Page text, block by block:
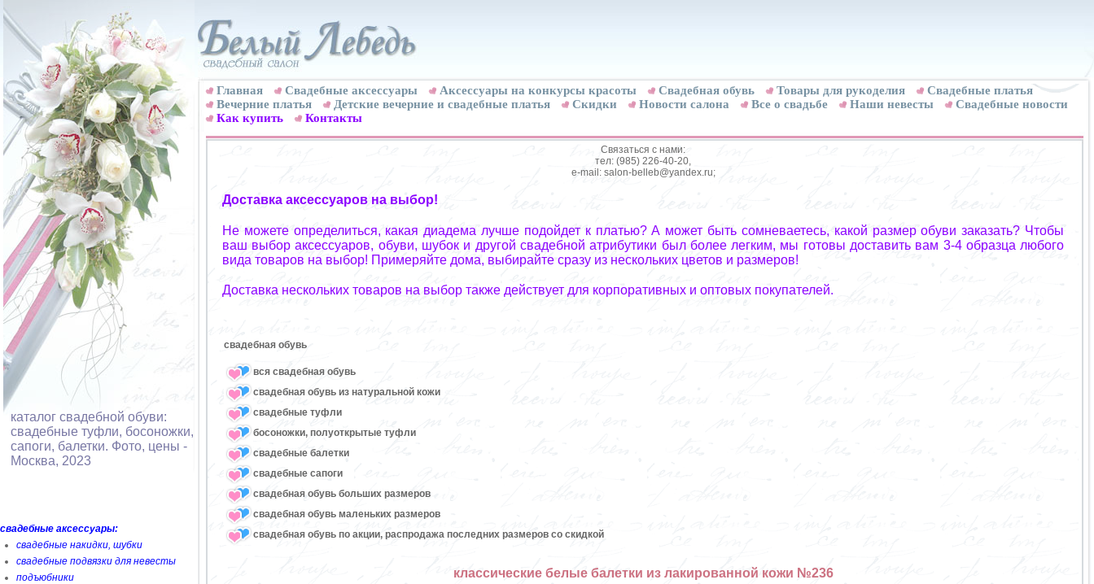
каталог свадебной обуви:
свадебные туфли, босоножки,
сапоги, балетки. Фото, цены -
Москва, 2023
свадебные аксессуары:
свадебные накидки, шубки
свадебные подвязки для невесты
подъюбники
Главная Свадебные аксессуары Аксессуары на конкурсы красоты Свадебная обувь Товары для рукоделия
Cвадебные платья
Вечерние платья
Детские вечерние и свадебные платья Скидки Новости салона Все о свадьбе Наши невесты
Свадебные новости
Как купить
Контакты
Связаться с нами:
тел: (985) 226-40-20,
e-mail: salon-belleb@yandex.ru;
Доставка аксессуаров на выбор!
Не можете определиться, какая диадема лучше подойдет к платью? А может быть сомневаетесь, какой размер обуви заказать? Чтобы
ваш выбор аксессуаров, обуви, шубок и другой свадебной атрибутики был более легким, мы готовы доставить вам 3-4 образца любого
вида товаров на выбор! Примеряйте дома, выбирайте сразу из нескольких цветов и размеров!
Доставка нескольких товаров на выбор также действует для корпоративных и оптовых покупателей.
свадебная обувь
вся свадебная обувь
cвадебная обувь из натуральной кожи
cвадебные туфли
босоножки, полуоткрытые туфли
cвадебные балетки
cвадебные сапоги
cвадебная обувь больших размеров
свадебная обувь маленьких размеров
свадебная обувь по акции, распродажа последних размеров со скидкой
классические белые балетки из лакированной кожи №236